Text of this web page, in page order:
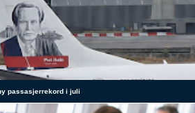
passasjerrekord i juli